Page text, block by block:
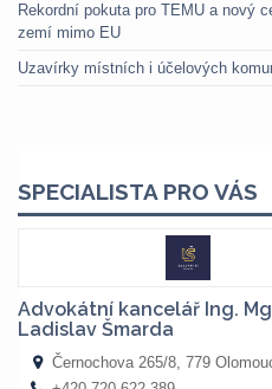
Rekordní pokuta pro TEMU a nový
zemí mimo EU
Uzavírky místních i účelových